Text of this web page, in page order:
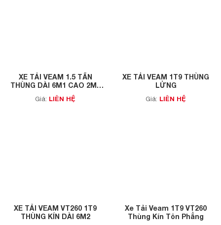
XE TẢI VEAM 1.5 TẤN
THÙNG DÀI 6M1 CAO 2M2
(VEAM VT260SL)
Giá: LIÊN HỆ
XE TẢI VEAM 1T9 THÙNG
LỬNG
Giá: LIÊN HỆ
XE TẢI VEAM VT260 1T9
THÙNG KÍN DÀI 6M2
Xe Tải Veam 1T9 VT260
Thùng Kín Tôn Phẳng